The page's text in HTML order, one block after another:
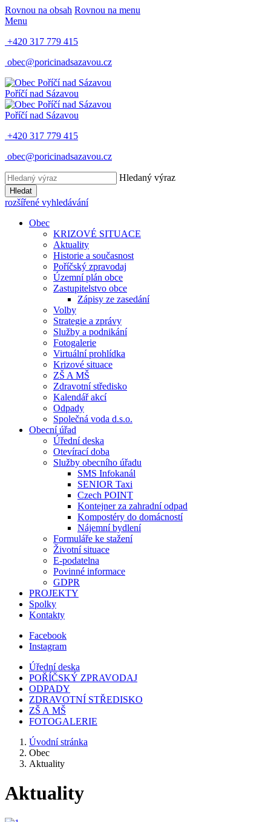
Rovnou na obsah Rovnou na menu
Menu
+420 317 779 415
obec@poricinadsazavou.cz
Poříčí nad Sázavou
Poříčí nad Sázavou
+420 317 779 415
obec@poricinadsazavou.cz
Hledaný výraz
Hledat
rozšířené vyhledávání
Obec
KRIZOVÉ SITUACE
Aktuality
Historie a současnost
Poříčský zpravodaj
Územní plán obce
Zastupitelstvo obce
Zápisy ze zasedání
Volby
Strategie a zprávy
Služby a podnikání
Fotogalerie
Virtuální prohlídka
Krizové situace
ZŠ A MŠ
Zdravotní středisko
Kalendář akcí
Odpady
Společná voda d.s.o.
Obecní úřad
Úřední deska
Otevírací doba
Služby obecního úřadu
SMS Infokanál
SENIOR Taxi
Czech POINT
Kontejner za zahradní odpad
Kompostéry do domácností
Nájemní bydlení
Formuláře ke stažení
Životní situace
E-podatelna
Povinné informace
GDPR
PROJEKTY
Spolky
Kontakty
Facebook
Instagram
Úřední deska
POŘÍČSKÝ ZPRAVODAJ
ODPADY
ZDRAVOTNÍ STŘEDISKO
ZŠ A MŠ
FOTOGALERIE
Úvodní stránka
Obec
Aktuality
Aktuality